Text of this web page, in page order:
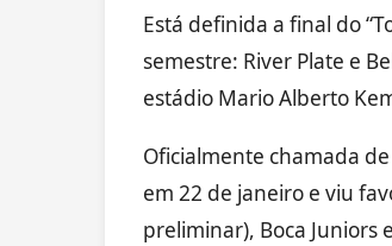
Está definida a final do
semestre: River Plate e
estádio Mario Alberto
Oficialmente chamada
em 22 de janeiro e viu
preliminar), Boca Juniors